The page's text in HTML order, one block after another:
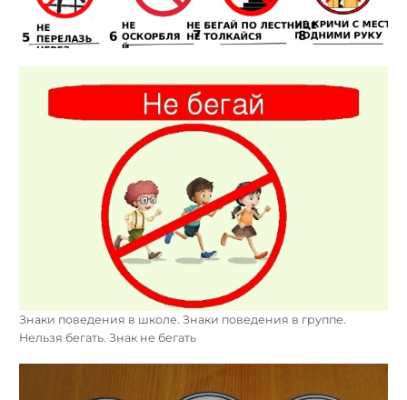
Знаки поведения в школе. Знаки поведения в группе.
Нельзя бегать. Знак не бегать